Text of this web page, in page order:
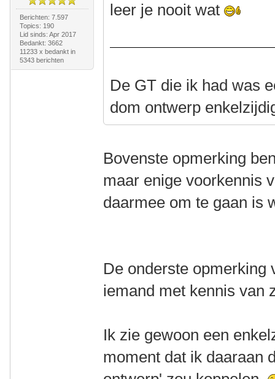
Berichten: 7.597
Topics: 190
Lid sinds: Apr 2017
Bedankt: 3662
11233 x bedankt in
5343 berichten
leer je nooit wat
De GT die ik had was
dom ontwerp
Bovenste opmerking
maar enige voorkennis
daarmee om te gaan is
De onderste opmerking
iemand met kennis van
Ik zie gewoon een
moment dat ik daaraan